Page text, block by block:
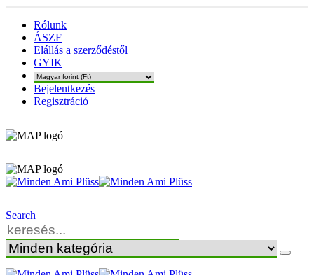
Rólunk
ÁSZF
Elállás a szerződéstől
GYIK
Bejelentkezés
Regisztráció
Search